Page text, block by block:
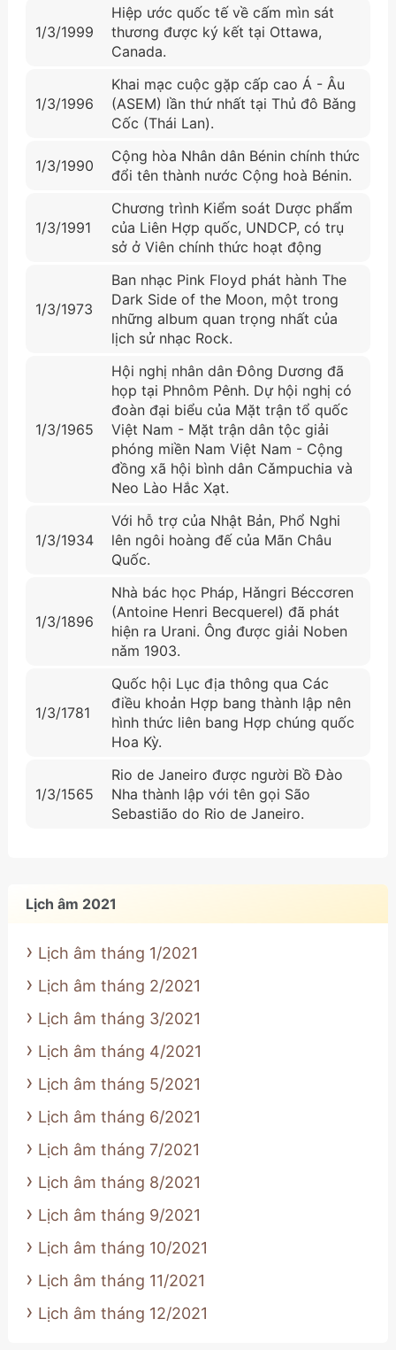
1/3/1999
Hiệp ước quốc tế về cấm mìn sát
thương được ký kết tại Ottawa,
Canada.
1/3/1996
Khai mạc cuộc gặp cấp cao Á - Âu
(ASEM) lần thứ nhất tại Thủ đô Bǎng
Cốc (Thái Lan).
1/3/1990
Cộng hòa Nhân dân Bénin chính thức
đổi tên thành nước Cộng hoà Bénin.
1/3/1991
Chương trình Kiểm soát Dược phẩm
của Liên Hợp quốc, UNDCP, có trụ
sở ở Viên chính thức hoạt động
1/3/1973
Ban nhạc Pink Floyd phát hành The
Dark Side of the Moon, một trong
những album quan trọng nhất của
lịch sử nhạc Rock.
1/3/1965
Hội nghị nhân dân Đông Dương đã
họp tại Phnôm Pênh. Dự hội nghị có
đoàn đại biểu của Mặt trận tổ quốc
Việt Nam - Mặt trận dân tộc giải
phóng miền Nam Việt Nam - Cộng
đồng xã hội bình dân Cǎmpuchia và
Neo Lào Hắc Xạt.
1/3/1934
Với hỗ trợ của Nhật Bản, Phổ Nghi
lên ngôi hoàng đế của Mãn Châu
Quốc.
1/3/1896
Nhà bác học Pháp, Hǎngri Béccơren
(Antoine Henri Becquerel) đã phát
hiện ra Urani. Ông được giải Noben
nǎm 1903.
1/3/1781
Quốc hội Lục địa thông qua Các
điều khoản Hợp bang thành lập nên
hình thức liên bang Hợp chúng quốc
Hoa Kỳ.
1/3/1565
Rio de Janeiro được người Bồ Đào
Nha thành lập với tên gọi São
Sebastião do Rio de Janeiro.
Lịch âm 2021
Lịch âm tháng 1/2021
Lịch âm tháng 2/2021
Lịch âm tháng 3/2021
Lịch âm tháng 4/2021
Lịch âm tháng 5/2021
Lịch âm tháng 6/2021
Lịch âm tháng 7/2021
Lịch âm tháng 8/2021
Lịch âm tháng 9/2021
Lịch âm tháng 10/2021
Lịch âm tháng 11/2021
Lịch âm tháng 12/2021